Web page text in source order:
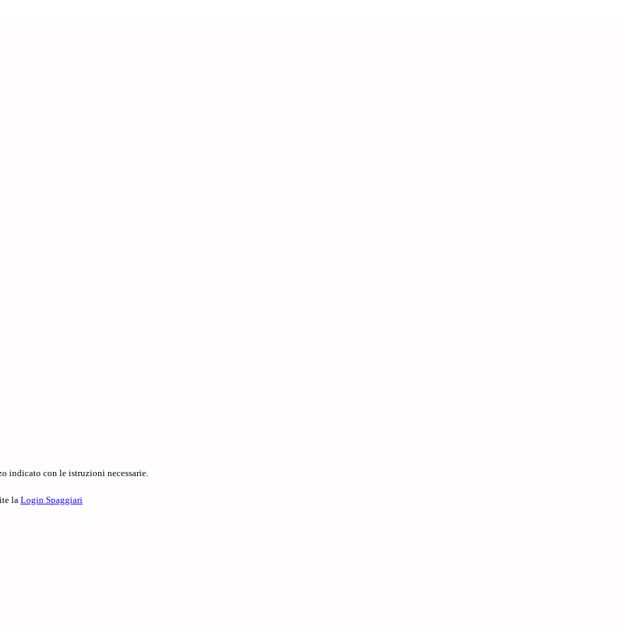
indicato con le istruzioni necessarie.
la Login Spaggiari